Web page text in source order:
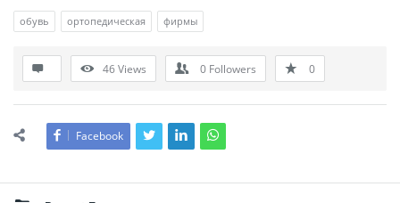
обувь ортопедическая фирмы
46Views 0 Followers 0
Facebook
Sidebar